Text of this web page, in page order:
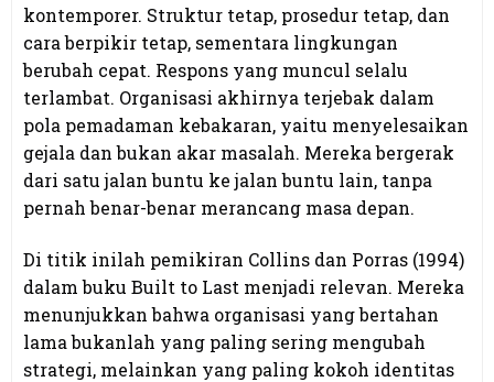
kontemporer. Struktur tetap, prosedur tetap, dan
cara berpikir tetap, sementara lingkungan
berubah cepat. Respons yang muncul selalu
terlambat. Organisasi akhirnya terjebak dalam
pola pemadaman kebakaran, yaitu menyelesaikan
gejala dan bukan akar masalah. Mereka bergerak
dari satu jalan buntu ke jalan buntu lain, tanpa
pernah benar-benar merancang masa depan.
Di titik inilah pemikiran Collins dan Porras (1994)
dalam buku Built to Last menjadi relevan. Mereka
menunjukkan bahwa organisasi yang bertahan
lama bukanlah yang paling sering mengubah
strategi, melainkan yang paling kokoh identitas